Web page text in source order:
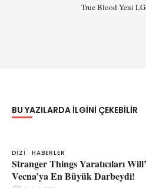
True Blood Yeni
BU YAZILARDA ILGINI ÇEKEBILIR
DIZI HABERLER
Stranger Things Yaratıcıları
Vecna’ya En Büyük Darbeydi!